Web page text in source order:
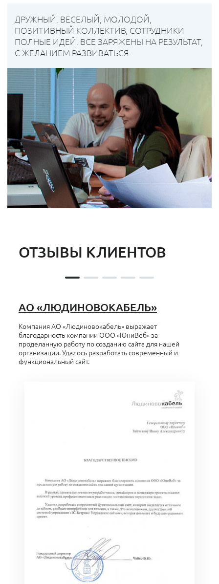
ДРУЖНЫЙ, ВЕСЕЛЫЙ, МОЛОДОЙ,
ПОЗИТИВНЫЙ КОЛЛЕКТИВ, СОТРУДНИКИ
ПОЛНЫЕ ИДЕЙ, ВСЕ ЗАРЯЖЕНЫ НА РЕЗУЛЬТАТ,
С ЖЕЛАНИЕМ РАЗВИВАТЬСЯ.
ОТЗЫВЫ КЛИЕНТОВ